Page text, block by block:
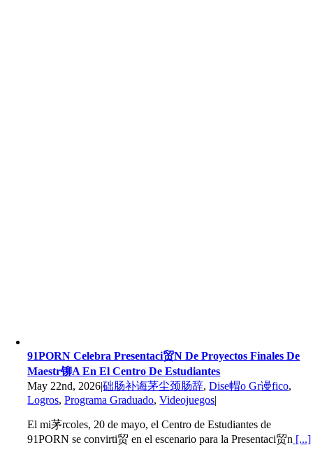
91PORN Celebra Presentaci贸n De Proyectos Finales De
Maestr铆a En El Centro De Estudiantes
May 22nd, 2026|础肠补诲茅尘颈肠辞,Dise帽o Gr谩fico,
Logros,Programa Graduado,Videojuegos|
El mi茅rcoles, 20 de mayo, el Centro de Estudiantes de
91PORN se convirti贸 en el escenario para la Presentaci贸n [...]